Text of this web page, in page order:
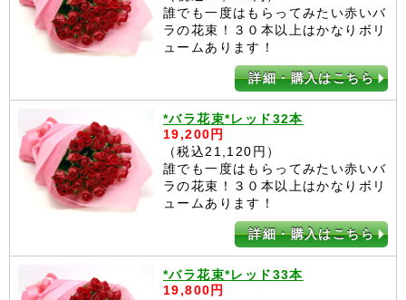
誰でも一度はもらってみたい赤いバ
ラの花束！３０本以上はかなりボリ
ュームあります！
詳細・購入はこちら
*バラ花束*レッド32本
19,200円
（税込21,120円）
誰でも一度はもらってみたい赤いバ
ラの花束！３０本以上はかなりボリ
ュームあります！
詳細・購入はこちら
*バラ花束*レッド33本
19,800円